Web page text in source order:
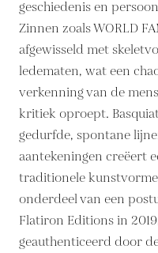
geschiedenis en
Zinnen zoals WORLD
afgewisseld met
ledematen, wat een
verkenning van de
kritiek oproept.
gedurfde, spontane
aantekeningen creëert
traditionele
onderdeel van een
Flatiron Editions in
geauthenticeerd door